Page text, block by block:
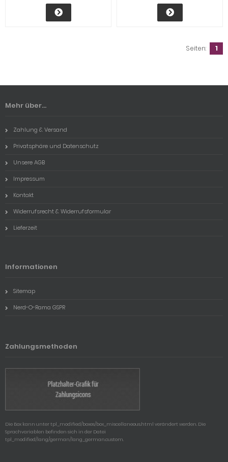
Seiten: 1
Mehr über...
Zahlung & Versand
Privatsphäre und Datenschutz
Unsere AGB
Impressum
Kontakt
Widerrufsrecht & Widerrufsformular
Lieferzeit
Informationen
Sitemap
Nerd-O-Rama GSPR
Zahlungsmethoden
Die Box kann unter tpl_modified/boxes/box_miscellaneous.html verändert werden. Die
Sprachvariablen befinden sich in der Datei
tpl_modified/lang/german/lang_german.custom.